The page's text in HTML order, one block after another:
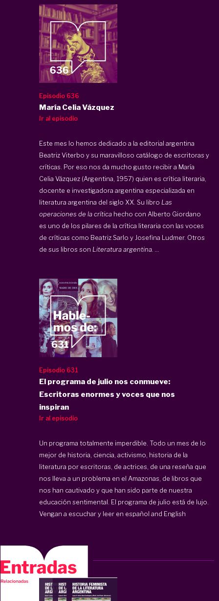
Episodio 636
María Celia Vázquez
Ir al episodio
Este mes lo hemos dedicado a la editorial argentina
Beatriz Viterbo y su maravilloso catálogo de escritoras y
críticas. Por eso nos da mucho gusto recibir a María
Celia Vázquez (Argentina, 1957) quien es crítica literaria,
docente e investigadora argentina especializada en
literatura argentina del siglo XX. Su libro Las
operaciones de la crítica hecho con Alberto Giordano
es uno de los pilares de la crítica literaria con las voces
de críticas como Beatriz Sarlo y Josefina Ludmer. Otros
de sus libros son Literatura argentina. ...
Episodio 631
El programa de julio nos conmueve:
Escritoras enormes y voces que nos
inspiran
Ir al episodio
Un programa totalmente imperdible. Todo un mes de lo
mejor de historia, ciencia, activismo, historia de la
literatura por escritoras, de actrices, de una reseña que
nos lleva a un problema en el Amazonas, de libros que
nos han cautivado y que han sido parte de nuestra
educación sentimental. El programa de julio está de lujo.
Vengan a escuchar y leer en español and English